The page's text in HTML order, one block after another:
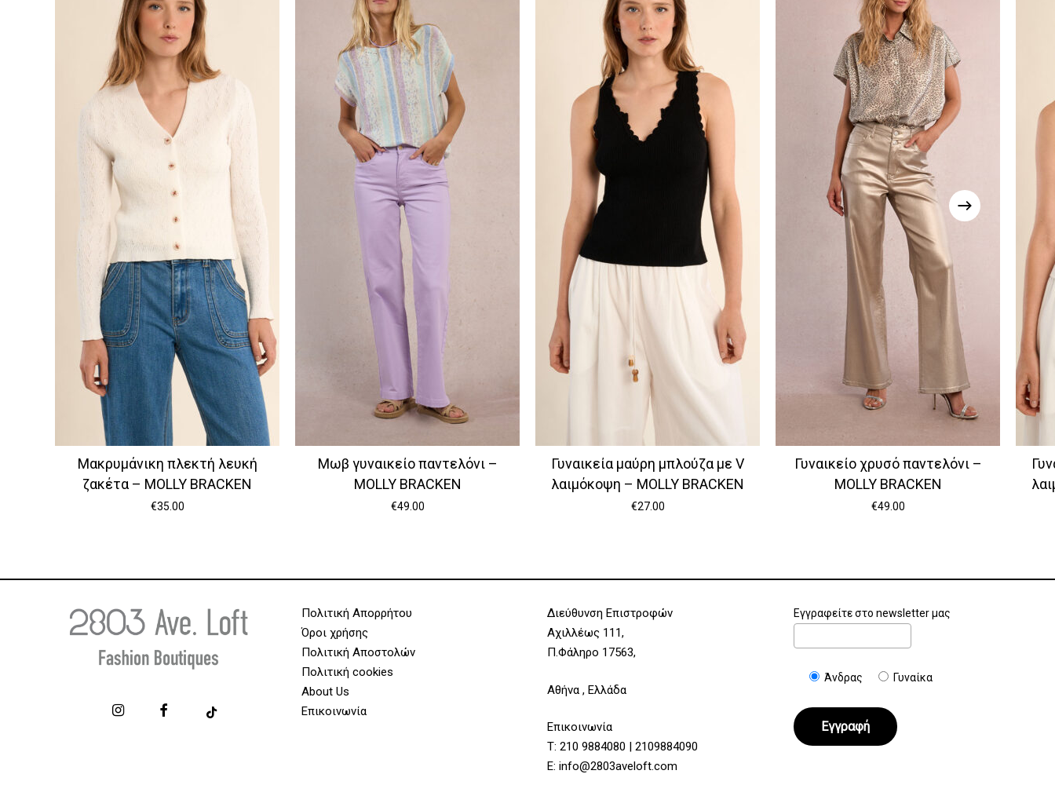
Υποσύνολο:
Μακρυμάνικη πλεκτή λευκή
ζακέτα – MOLLY BRACKEN
€35.00
Μωβ γυναικείο παντελόνι –
MOLLY BRACKEN
€49.00
Γυναικεία μαύρη μπλούζα με V
λαιμόκοψη – MOLLY BRACKEN
€27.00
Γυναικείο χρυσό παντελόνι –
MOLLY BRACKEN
€49.00
Πολιτική Απορρήτου
Όροι χρήσης
Πολιτική Αποστολών
Πολιτική cookies
About Us
Επικοινωνία
Διεύθυνση Επιστροφών
Αχιλλέως 111,
Π.Φάληρο 17563,
Αθήνα , Ελλάδα
Επικοινωνία
Τ: 210 9884080 | 2109884090
E: info@2803aveloft.com
Εγγραφείτε στο newsletter μας
Άνδρας Γυναίκα